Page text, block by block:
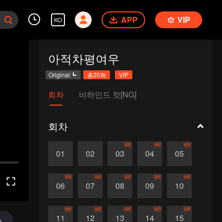
KO APP VIP
아적차평여우
Original 총20회 VIP
회차 비하인드 컷[NG]
회차
01 02 03
VIP
04
VIP
05
VIP
06
VIP
07
VIP
08
VIP
09
VIP
10
VIP
11
VIP
12
VIP
13
VIP
14
VIP
15
VIP